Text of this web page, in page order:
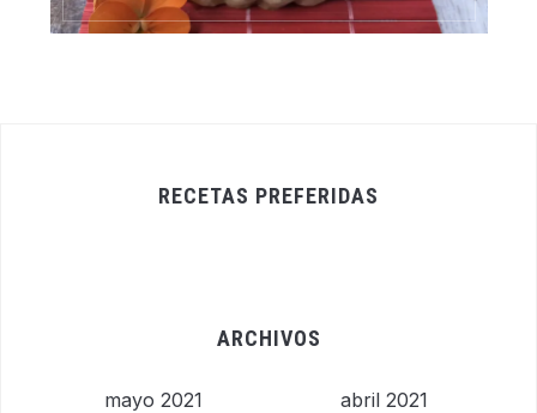
RECETAS PREFERIDAS
ARCHIVOS
mayo 2021
abril 2021